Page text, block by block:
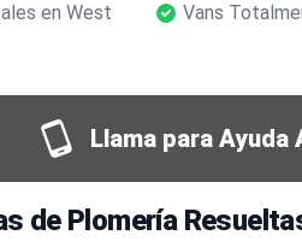
en West
Vans
Llama para Ayuda
de Plomería